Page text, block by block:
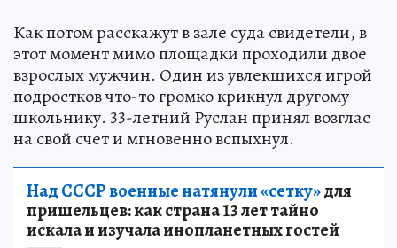
Как потом расскажут в зале суда свидетели, в
этот момент мимо площадки проходили двое
взрослых мужчин. Один из увлекшихся игрой
подростков что-то громко крикнул другому
школьнику. 33-летний Руслан принял возглас
на свой счет и мгновенно вспыхнул.
Над СССР военные натянули «сетку»для
пришельцев: как страна 13 лет тайно
искала и изучала инопланетных гостей